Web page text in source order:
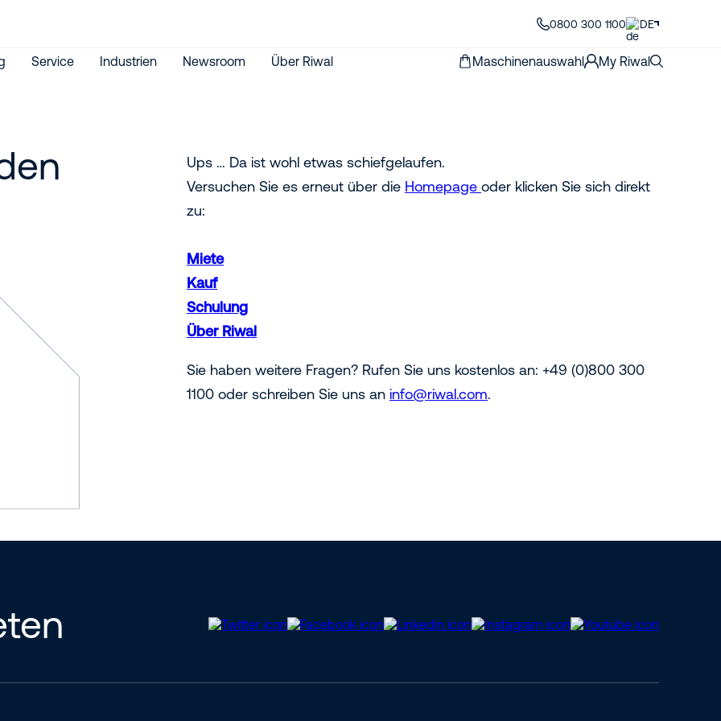
0800 300 1100 DE
Service Industrien Newsroom Über Riwal Maschinenauswahl My Riwal
Ups … Da ist wohl etwas schiefgelaufen.
Versuchen Sie es erneut über die Homepage oder klicken Sie sich direkt
zu:
Miete
Kauf
Schulung
Über Riwal
Sie haben weitere Fragen? Rufen Sie uns kostenlos an: +49 (0)800 300
1100 oder schreiben Sie uns an info@riwal.com.